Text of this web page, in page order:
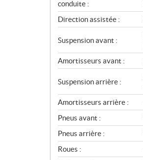
conduite :
Direction assistée :
Suspension avant :
Amortisseurs avant :
Suspension arrière :
Amortisseurs arrière :
Pneus avant :
Pneus arrière :
Roues :